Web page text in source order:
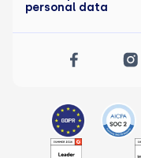
personal data